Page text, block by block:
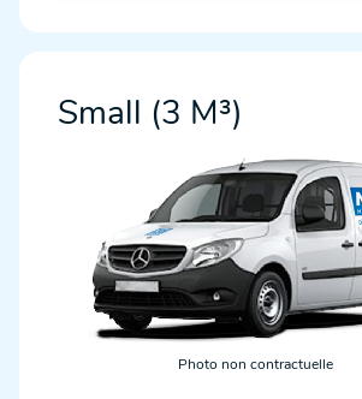
Small (3 M³)
Photo non contractuelle